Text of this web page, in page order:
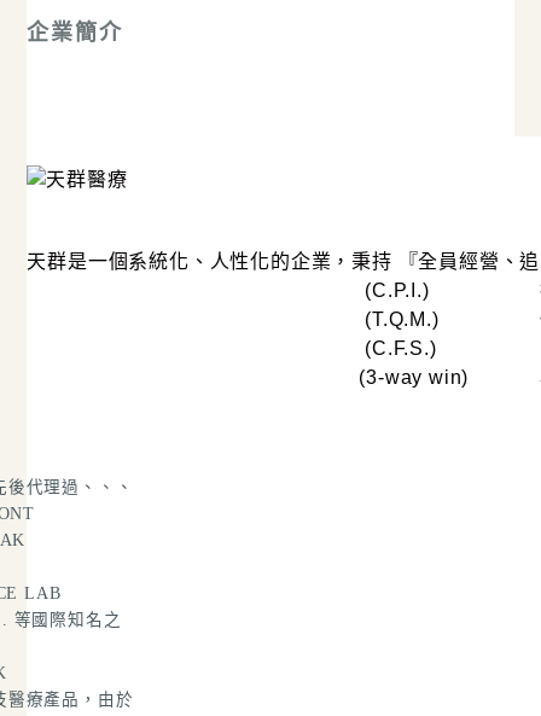
企業簡介
天群是一個系統化、人性化的企業，秉持 『全員經營、
(C.P.I.)
(T.Q.M.)
(C.F.S.)
(3-way win)
後代理過 、 、 、
LAB
等國際知名之
醫療產品，由於